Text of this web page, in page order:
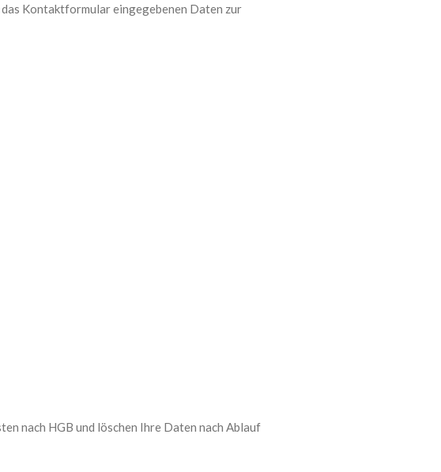
Kontaktformular eingegebenen Daten zur
nach HGB und löschen Ihre Daten nach Ablauf